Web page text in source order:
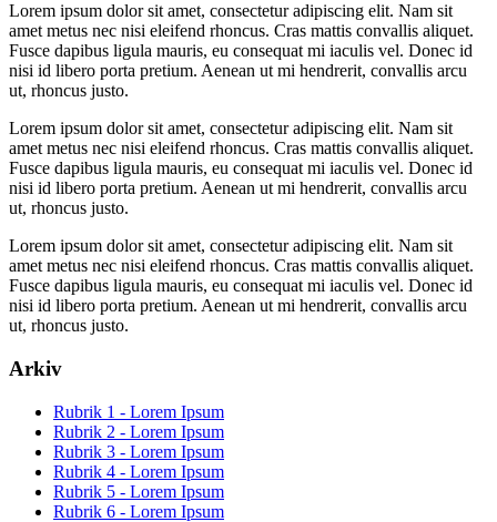
Lorem ipsum dolor sit amet, consectetur adipiscing elit. Nam sit
amet metus nec nisi eleifend rhoncus. Cras mattis convallis aliquet.
Fusce dapibus ligula mauris, eu consequat mi iaculis vel. Donec id
nisi id libero porta pretium. Aenean ut mi hendrerit, convallis arcu
ut, rhoncus justo.
Lorem ipsum dolor sit amet, consectetur adipiscing elit. Nam sit
amet metus nec nisi eleifend rhoncus. Cras mattis convallis aliquet.
Fusce dapibus ligula mauris, eu consequat mi iaculis vel. Donec id
nisi id libero porta pretium. Aenean ut mi hendrerit, convallis arcu
ut, rhoncus justo.
Lorem ipsum dolor sit amet, consectetur adipiscing elit. Nam sit
amet metus nec nisi eleifend rhoncus. Cras mattis convallis aliquet.
Fusce dapibus ligula mauris, eu consequat mi iaculis vel. Donec id
nisi id libero porta pretium. Aenean ut mi hendrerit, convallis arcu
ut, rhoncus justo.
Arkiv
Rubrik 1 - Lorem Ipsum
Rubrik 2 - Lorem Ipsum
Rubrik 3 - Lorem Ipsum
Rubrik 4 - Lorem Ipsum
Rubrik 5 - Lorem Ipsum
Rubrik 6 - Lorem Ipsum